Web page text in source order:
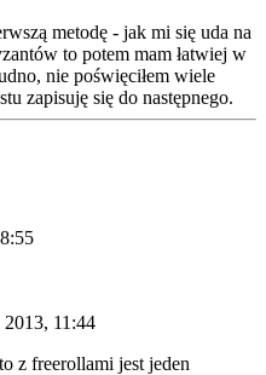
metodę - jak mi się uda na
to potem mam łatwiej w
nie poświęciłem wiele
zapisuję się do następnego.
2013, 11:44
z freerollami jest jeden